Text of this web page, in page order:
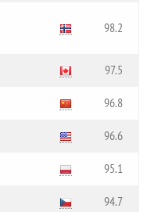
98.2
97.5
96.8
96.6
95.1
94.7